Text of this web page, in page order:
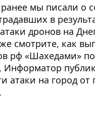
мы писали о
в
дронов на
смотрите, как
рф «Шахедами»
Информатор
атаки на город
.